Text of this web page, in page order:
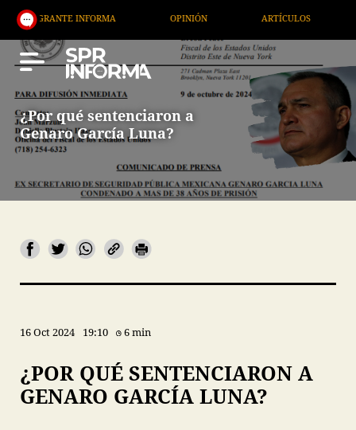
INFORMA OPINIÓN ARTÍCULOS ARTE /
¿Por qué sentenciaron a
Genaro García Luna?
16 Oct 2024 19:10 6 min
¿POR QUÉ SENTENCIARON A
GENARO GARCÍA LUNA?